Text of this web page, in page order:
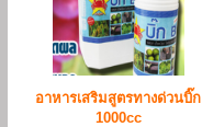
อาหารเสริมสูตรทางด่วนบิ๊ก
1000cc